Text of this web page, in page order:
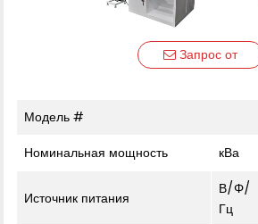
Запрос от
Модель #
Номинальная мощность
кВа
Источник питания
В/Φ/
Гц